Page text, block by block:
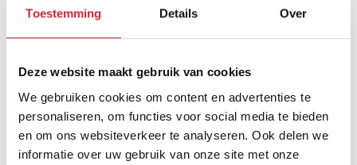
Toestemming Details Over
Deze website maakt gebruik van cookies
We gebruiken cookies om content en advertenties te
personaliseren, om functies voor social media te bieden
en om ons websiteverkeer te analyseren. Ook delen we
informatie over uw gebruik van onze site met onze
Zoek uw dichtsbijzijnde
dealer in ons netwerk
Vind een dealer